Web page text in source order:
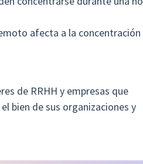
afecta a la concentración
de RRHH y empresas que
bien de sus organizaciones y